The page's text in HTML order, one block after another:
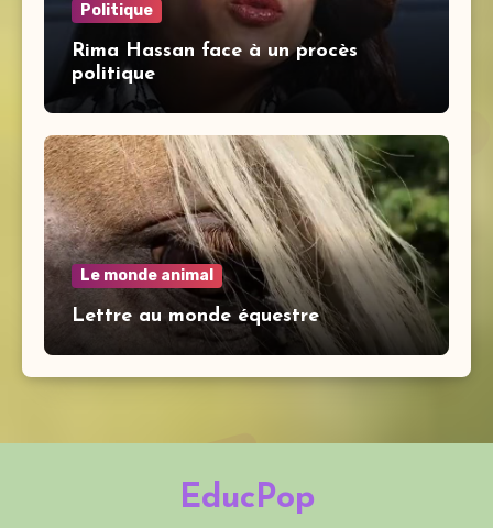
Politique
Rima Hassan face à un procès
politique
Le monde animal
Lettre au monde équestre
EducPop